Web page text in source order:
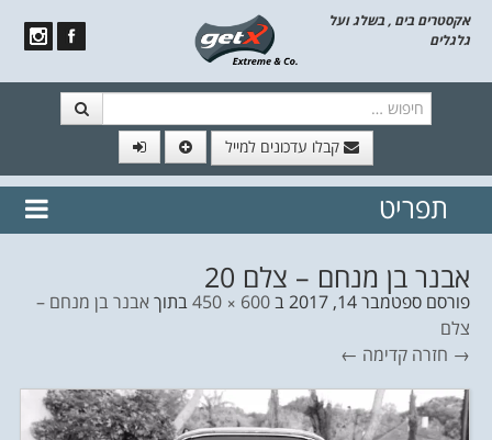
אקסטרים בים , בשלג ועל
גלגלים
קבלו עדכונים למייל
// הצטרף לרשימת תפוצה!
נשמח
תפריט
אבנר בן מנחם – צלם 20
פורסם ספטמבר 14, 2017 ב600 × 450 בתוךאבנר בן מנחם –
צלם
→ חזרה קדימה ←